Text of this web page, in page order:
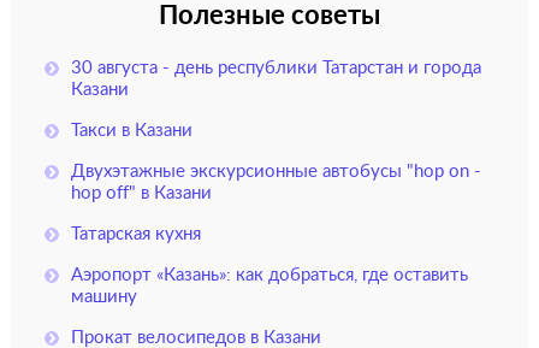
Полезные советы
30 августа - день республики Татарстан и города
Казани
Такси в Казани
Двухэтажные экскурсионные автобусы "hop on -
hop off" в Казани
Татарская кухня
Аэропорт «Казань»: как добраться, где оставить
машину
Прокат велосипедов в Казани